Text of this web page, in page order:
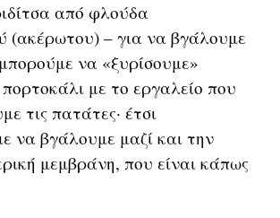
από φλούδα
(ακέρωτου) – για να βγάλουμε
να «ξυρίσουμε»
με το εργαλείο που
τις πατάτες· έτσι
να βγάλουμε μαζί και την
μεμβράνη, που είναι κάπως